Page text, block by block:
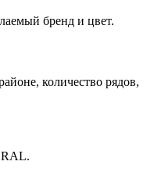
бренд и цвет.
количество рядов,
RAL.